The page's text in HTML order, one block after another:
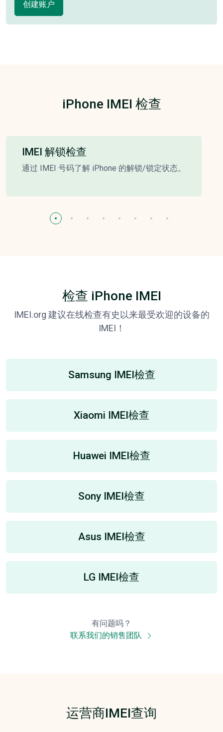
创建账户
iPhone IMEI 检查
IMEI 解锁检查
通过 IMEI 号码了解 iPhone 的解锁/锁定状态。
检查 iPhone IMEI
IMEI.org 建议在线检查有史以来最受欢迎的设备的
IMEI！
Samsung IMEI檢查
Xiaomi IMEI檢查
Huawei IMEI檢查
Sony IMEI檢查
Asus IMEI檢查
LG IMEI檢查
有问题吗？
联系我们的销售团队
运营商IMEI查询